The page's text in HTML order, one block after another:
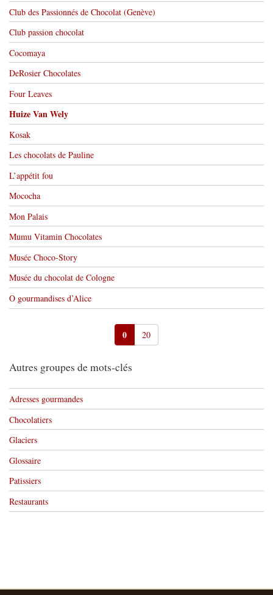
Club des Passionnés de Chocolat (Genève)
Club passion chocolat
Cocomaya
DeRosier Chocolates
Four Leaves
Huize Van Wely
Kosak
Les chocolats de Pauline
L’appétit fou
Mococha
Mon Palais
Mumu Vitamin Chocolates
Musée Choco-Story
Musée du chocolat de Cologne
O gourmandises d’Alice
0 20
Autres groupes de mots-clés
Adresses gourmandes
Chocolatiers
Glaciers
Glossaire
Patissiers
Restaurants